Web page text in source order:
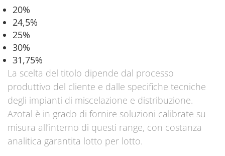
20%
24,5%
25%
30%
31,75%
La scelta del titolo dipende dal processo
produttivo del cliente e dalle specifiche tecniche
degli impianti di miscelazione e distribuzione.
Azotal è in grado di fornire soluzioni calibrate su
misura all’interno di questi range, con costanza
analitica garantita lotto per lotto.